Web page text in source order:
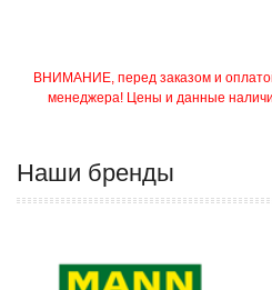
ВНИМАНИЕ, перед заказом и
менеджера! Цены и данные
Наши бренды